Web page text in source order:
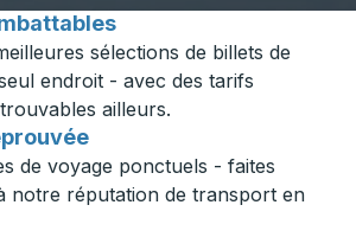
sélections de billets de
endroit - avec des tarifs
ailleurs.
de voyage ponctuels - faites
notre réputation de transport en